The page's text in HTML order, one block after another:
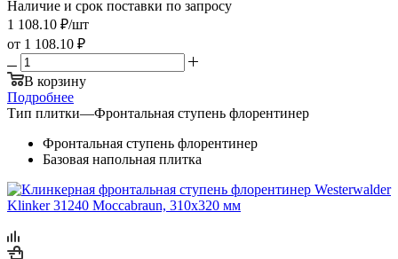
Наличие и срок поставки по запросу
1 108.10 ₽/шт
от 1 108.10 ₽
В корзину
Подробнее
Тип плитки—Фронтальная ступень флорентинер
Фронтальная ступень флорентинер
Базовая напольная плитка